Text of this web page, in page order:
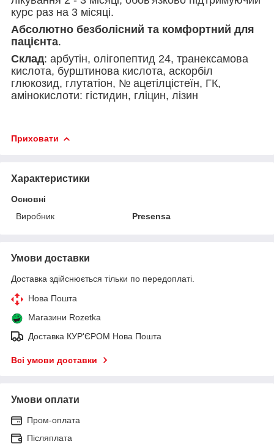
курс раз на 3 місяці.
Абсолютно безболісний та комфортний для
пацієнта.
Склад: арбутін, олігопептид 24, транексамова
кислота, бурштинова кислота, аскорбіл
глюкозид, глутатіон, № ацетілцістеїн, ГК,
амінокислоти: гістидин, гліцин, лізин
Приховати
Характеристики
Основні
Виробник
Presensa
Умови доставки
Доставка здійснюється тільки по передоплаті.
Нова Пошта
Магазини Rozetka
Доставка КУР'ЄРОМ Нова Пошта
Всі умови доставки
Умови оплати
Пром-оплата
Післяплата